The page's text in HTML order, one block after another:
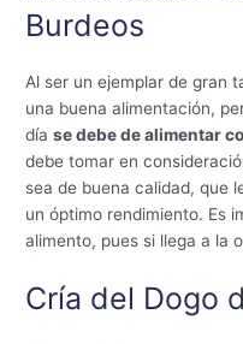
Burdeos
Al ser un ejemplar de gran
una buena alimentación,
díase debe de alimentar
debe tomar en
sea de buena calidad, que
un óptimo rendimiento. Es
alimento, pues si llega a la
Cría del Dogo